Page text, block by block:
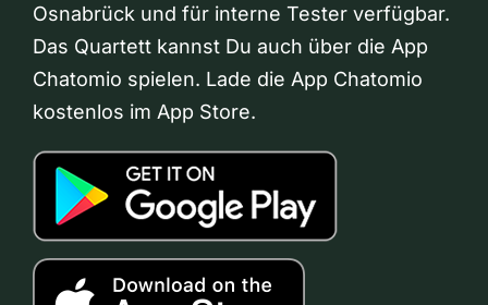
Osnabrück und für interne Tester verfügbar.
Das Quartett kannst Du auch über die App
Chatomio spielen. Lade die App Chatomio
kostenlos im App Store.